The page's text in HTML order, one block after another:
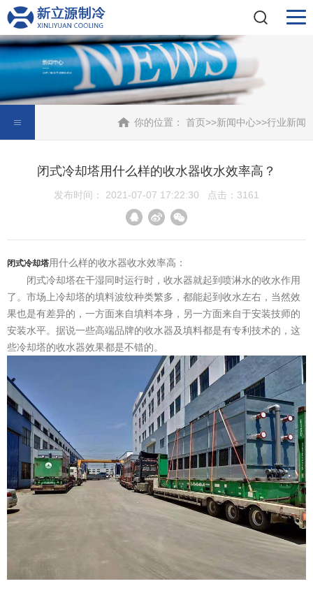
你的位置： 首页>>新闻中心>>行业新闻
闭式冷却塔用什么样的收水器收水效率高？
发布时间： 2021-07-07 17:22:30 点击：3161
闭式冷却塔用什么样的收水器收水效率高：
闭式冷却塔在干湿同时运行时，收水器就起到喷淋水的收水作用
了。市场上冷却塔的填料波纹种类繁多，都能起到收水左右，当然效
果也是有差异的，一方面来自填料本身，另一方面来自于安装技师的
安装水平。据说一些高端品牌的收水器及填料都是有专利技术的，这
些冷却塔的收水器效果都是不错的。